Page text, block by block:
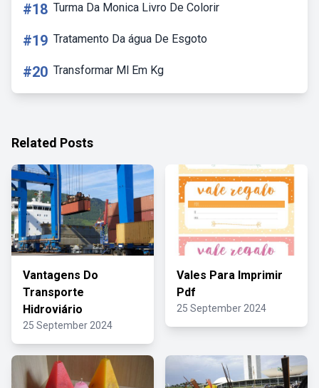
#18 Turma Da Monica Livro De Colorir
#19 Tratamento Da água De Esgoto
#20 Transformar Ml Em Kg
Related Posts
Vantagens Do
Transporte
Hidroviário
25 September 2024
Vales Para Imprimir
Pdf
25 September 2024